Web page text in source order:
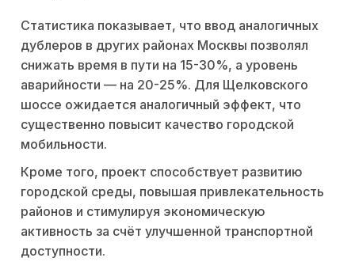
Статистика показывает, что ввод аналогичных
дублеров в других районах Москвы позволял
снижать время в пути на 15-30%, а уровень
аварийности — на 20-25%. Для Щелковского
шоссе ожидается аналогичный эффект, что
существенно повысит качество городской
мобильности.
Кроме того, проект способствует развитию
городской среды, повышая привлекательность
районов и стимулируя экономическую
активность за счёт улучшенной транспортной
доступности.